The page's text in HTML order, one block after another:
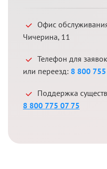
Офис
Чичерина, 11
Телефон для
или переезд: 8 800
Поддержка
8 800 775 07 75